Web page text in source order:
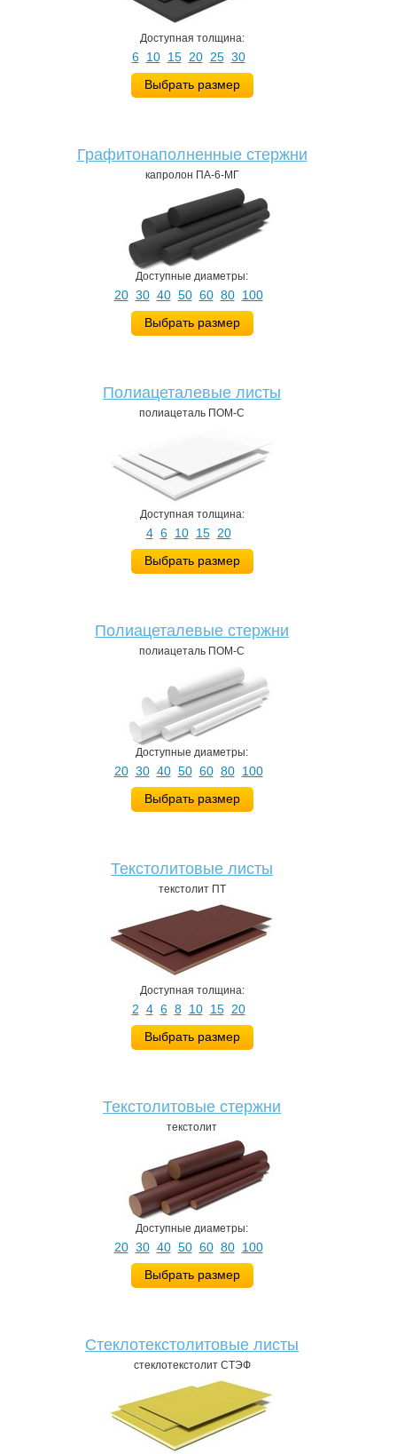
Доступная толщина:
6 10 15 20 25 30
Выбрать размер
Графитонаполненные стержни
капролон ПА-6-МГ
Доступные диаметры:
20 30 40 50 60 80 100
Выбрать размер
Полиацеталевые листы
полиацеталь ПОМ-С
Доступная толщина:
4 6 10 15 20
Выбрать размер
Полиацеталевые стержни
полиацеталь ПОМ-С
Доступные диаметры:
20 30 40 50 60 80 100
Выбрать размер
Текстолитовые листы
текстолит ПТ
Доступная толщина:
2 4 6 8 10 15 20
Выбрать размер
Текстолитовые стержни
текстолит
Доступные диаметры:
20 30 40 50 60 80 100
Выбрать размер
Стеклотекстолитовые листы
стеклотекстолит СТЭФ